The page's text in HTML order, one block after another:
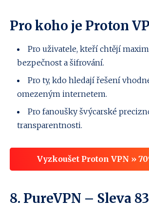
Pro koho je Proton
Pro uživatele, kteří chtějí
bezpečnost a šifrování.
Pro ty, kdo hledají řešení
omezeným internetem.
Pro fanoušky švýcarské
transparentnosti.
Vyzkoušet Proton VPN »
8. PureVPN – Sleva